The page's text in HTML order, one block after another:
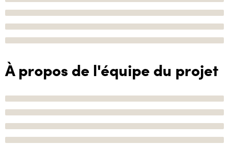
À propos de l'équipe du projet